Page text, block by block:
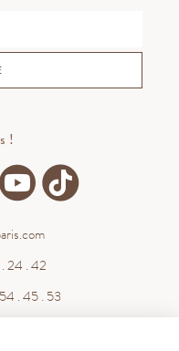
!
24 . 42
. 45 . 53